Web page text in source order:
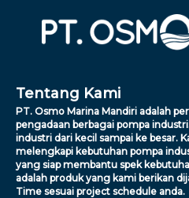
Tentang Kami
PT. Osmo Marina Mandiri adalah
pengadaan berbagai pompa
industri dari kecil sampai ke besar.
melengkapi kebutuhan pompa
yang siap membantu spek
adalah produk yang kami berikan
Time sesuai project schedule anda.